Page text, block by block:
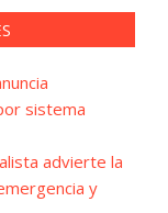
sistema
advierte la
y